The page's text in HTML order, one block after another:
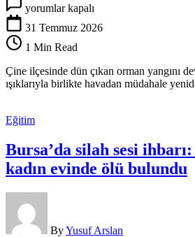
orman
yangınına
yeniden
için
yorumlar kapalı
31 Temmuz 2026
1 Min Read
Çine ilçesinde dün çıkan orman yangını
ışıklarıyla birlikte havadan müdahale
Eğitim
Bursa’da silah sesi
kadın evinde ölü bulundu
ByYusuf Arslan